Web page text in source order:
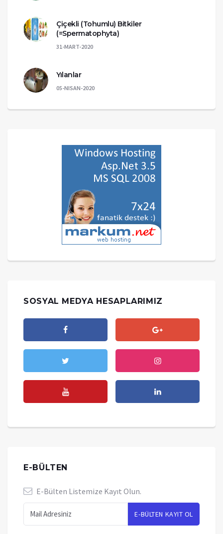
Çiçekli (Tohumlu) Bitkiler
(=Spermatophyta)
31-MART-2020
Yılanlar
05-NISAN-2020
SOSYAL MEDYA HESAPLARIMIZ
E-BÜLTEN
E-Bülten Listemize Kayıt Olun.